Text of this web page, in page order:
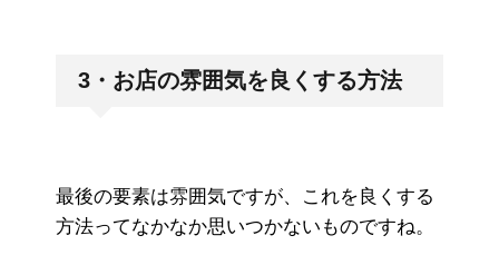
3・お店の雰囲気を良くする方法
最後の要素は雰囲気ですが、これを良くする
方法ってなかなか思いつかないものですね。